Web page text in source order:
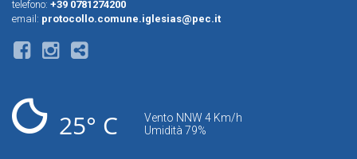
telefono: +39 0781274200
email: protocollo.comune.iglesias@pec.it
25° C
Vento NNW 4 Km/h
Umidità 79%